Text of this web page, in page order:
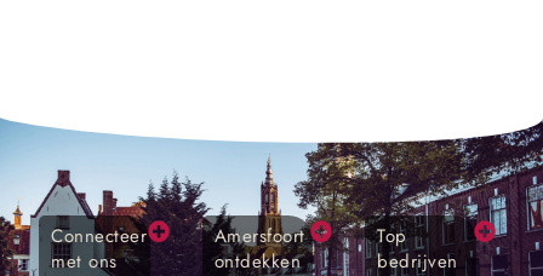
Connecteer
met ons
Amersfoort
ontdekken
Top
bedrijven